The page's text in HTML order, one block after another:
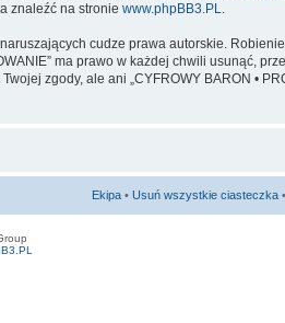
znaleźć na stronie www.phpBB3.PL.
cudze prawa autorskie.
ma prawo w każdej chwili usunąć,
zgody, ale ani „CYFROWY BARON •
Ekipa • Usuń wszystkie ciasteczka